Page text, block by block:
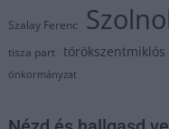
Szalay Ferenc
tisza part törökszentmiklós
önkormányzat